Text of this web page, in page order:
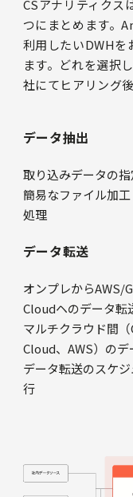
CSアナリティクス
つにまとめます。
利用したいDWHを
ます。どれを選択
社にてヒアリング
データ抽出
取り込みデータの
簡易なファイル加工
処理
データ転送
オンプレからAWS/
Cloudヘのデータ転
マルチクラウド間
Cloud、AWS）のデ
データ転送のスケ
行